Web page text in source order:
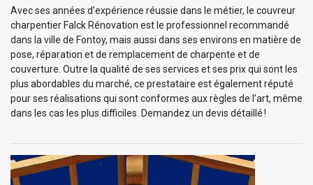
Avec ses années d’expérience réussie dans le métier, le couvreur
charpentier Falck Rénovation est le professionnel recommandé
dans la ville de Fontoy, mais aussi dans ses environs en matière de
pose, réparation et de remplacement de charpente et de
couverture. Outre la qualité de ses services et ses prix qui sont les
plus abordables du marché, ce prestataire est également réputé
pour ses réalisations qui sont conformes aux règles de l’art, même
dans les cas les plus difficiles. Demandez un devis détaillé !